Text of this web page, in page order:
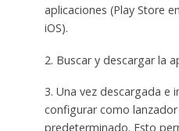
aplicaciones (Play Store
iOS).
2. Buscar y descargar la
3. Una vez descargada e
configurar como
predeterminado. Esto